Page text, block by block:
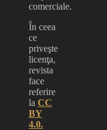
comerciale.
În ceea
ce
priveşte
licenţa,
revista
face
referire
la CC
BY
4.0.